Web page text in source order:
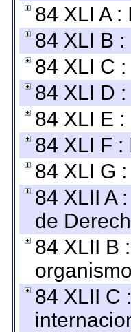
84 XLI A
84 XLI B
84 XLI C
84 XLI D
84 XLI E
84 XLI F
84 XLI G
84 XLII A
de
84 XLII B
84 XLII C